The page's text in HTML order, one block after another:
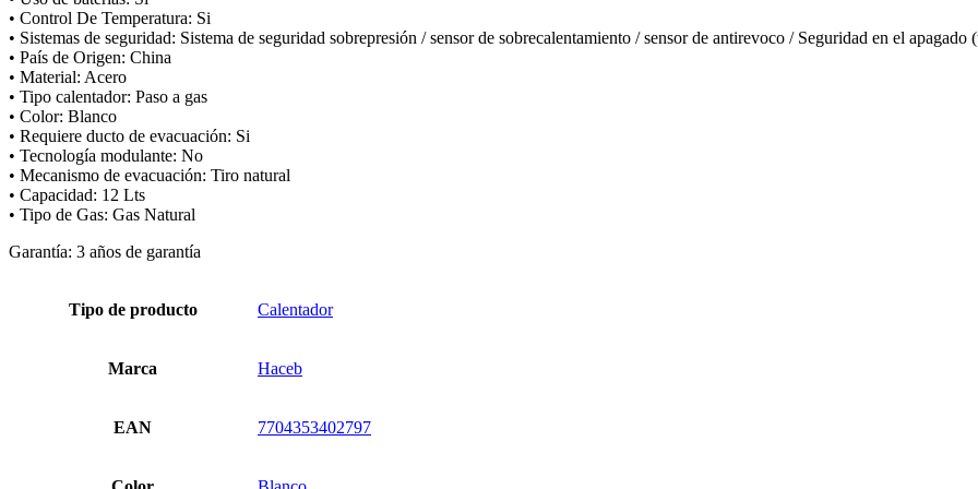
• Control De Temperatura: Si
• Sistemas de seguridad: Sistema de seguridad sobrepresión / sensor de sobrecalentamiento / sensor de antirevoco / Seguridad en el apagado
• País de Origen: China
• Material: Acero
• Tipo calentador: Paso a gas
• Color: Blanco
• Requiere ducto de evacuación: Si
• Tecnología modulante: No
• Mecanismo de evacuación: Tiro natural
• Capacidad: 12 Lts
• Tipo de Gas: Gas Natural
Garantía: 3 años de garantía
Tipo de producto Calentador
Marca Haceb
EAN 7704353402797